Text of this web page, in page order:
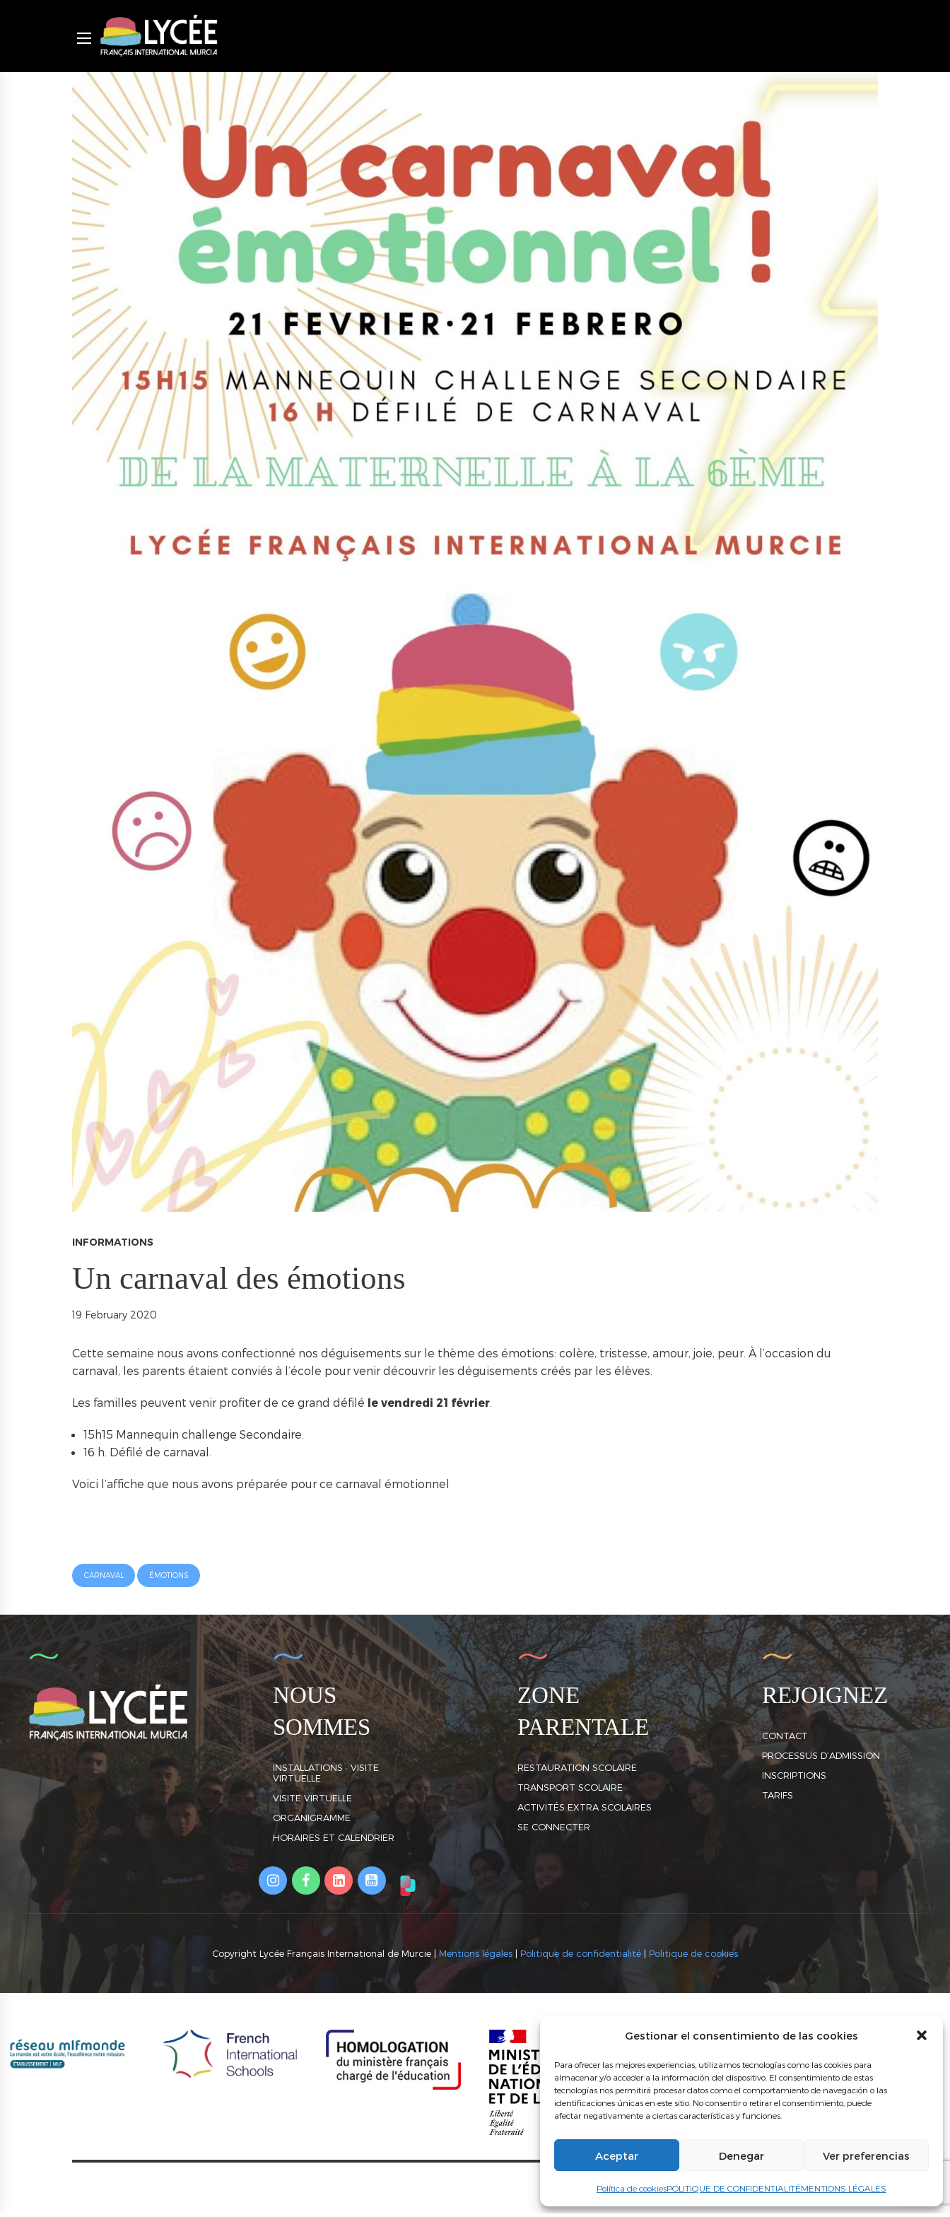
Gestionar el consentimiento de las cookies
Para ofrecer las mejores experiencias, utilizamos tecnologías como las cookies para
almacenar y/o acceder a la información del dispositivo. El consentimiento de estas
tecnologías nos permitirá procesar datos como el comportamiento de navegación o las
identificaciones únicas en este sitio. No consentir o retirar el consentimiento, puede
afectar negativamente a ciertas características y funciones.
Aceptar Denegar Ver preferencias
Política de cookiesPOLITIQUE DE CONFIDENTIALITÉMENTIONS LÉGALES
INFORMATIONS
Un carnaval des émotions
19 February 2020
Cette semaine nous avons confectionné nos déguisements sur le thème des émotions: colère, tristesse, amour, joie, peur. À l’occasion du
carnaval, les parents étaient conviés à l’école pour venir découvrir les déguisements créés par les élèves.
Les familles peuvent venir profiter de ce grand défilé le vendredi 21 février
15h15 Mannequin challenge Secondaire.
16 h. Défilé de carnaval.
Voici l’affiche que nous avons préparée pour ce carnaval émotionnel
CARNAVAL ÉMOTIONS
NOUS
SOMMES
INSTALLATIONS · VISITE
VIRTUELLE
VISITE VIRTUELLE
ORGANIGRAMME
HORAIRES ET CALENDRIER
ZONE
PARENTALE
RESTAURATION SCOLAIRE
TRANSPORT SCOLAIRE
ACTIVITÉS EXTRA SCOLAIRES
SE CONNECTER
REJOIGNEZ
CONTACT
PROCESSUS D’ADMISSION
INSCRIPTIONS
TARIFS
Copyright Lycée Français International de Murcie | Mentions légales | Politique de confidentialité | Politique de cookies
Nuestro centro Instalaciones Visita virtual